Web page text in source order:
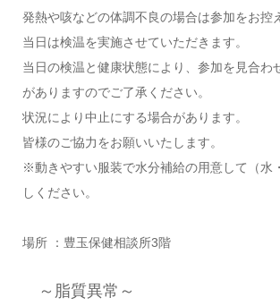
発熱や咳などの体調不良の場合は参加をお控
当日は検温を実施させていただきます。
当日の検温と健康状態により、参加を見合わ
がありますのでご了承ください。
状況により中止にする場合があります。
皆様のご協力をお願いいたします。
※動きやすい服装で水分補給の用意して（水
しください。
場所 ：豊玉保健相談所3階
～脂質異常～